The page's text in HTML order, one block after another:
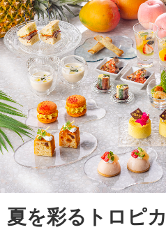
夏を彩るトロピ